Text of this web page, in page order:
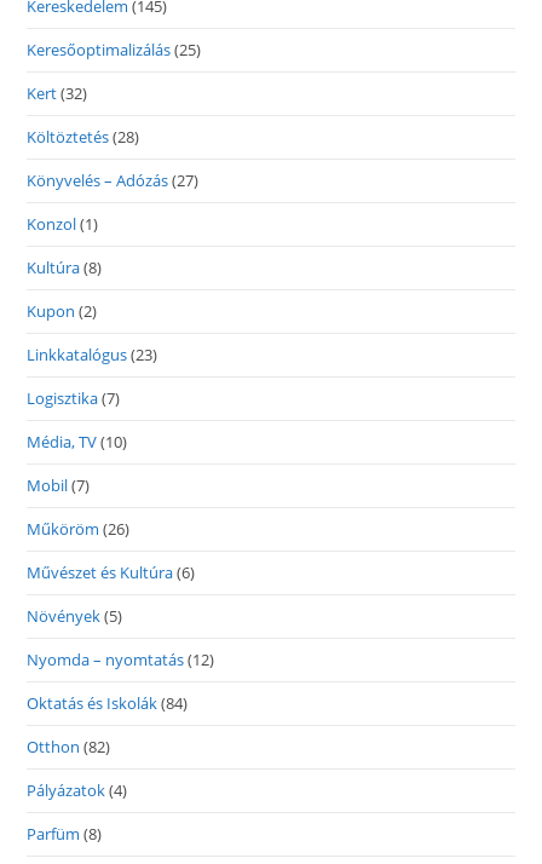
Kereskedelem (145)
Keresőoptimalizálás(25)
Kert(32)
Költöztetés(28)
Könyvelés – Adózás(27)
Konzol(1)
Kultúra(8)
Kupon (2)
Linkkatalógus(23)
Logisztika(7)
Média, TV(10)
Mobil(7)
Műköröm (26)
Művészet és Kultúra(6)
Növények(5)
Nyomda – nyomtatás(12)
Oktatás és Iskolák(84)
Otthon (82)
Pályázatok(4)
Parfüm (8)